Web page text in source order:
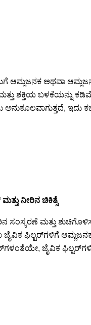
ಆಮ್ಲಜನಕ ಅಥವಾ
ಶಕ್ತಿಯ ಬಳಕೆಯನ್ನು
ಇದು
ನೀರಿನ ಚಿಕಿತ್ಸೆ
ಸಂಸ್ಕರಣೆ ಮತ್ತು
ಜೈವಿಕ ಫಿಲ್ಟರ್‌ಗಳಿಗೆ
ಜೈವಿಕ